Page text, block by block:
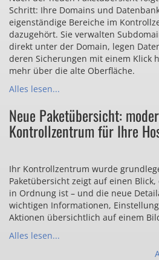
Schritt: Ihre Domains und
eigenständige Bereiche im
dazugehört. Sie verwalten
direkt unter der Domain, legen
deren Sicherungen mit einem Klick
mehr über die alte Oberfläche.
Alles lesen...
Neue Paketübersicht:
Kontrollzentrum für Ihre
Ihr Kontrollzentrum wurde
Paketübersicht zeigt auf einen
in Ordnung ist – und die neue
wichtigen Informationen,
Aktionen übersichtlich auf einem
Alles lesen...